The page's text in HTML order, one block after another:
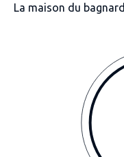
La maison du bagnard